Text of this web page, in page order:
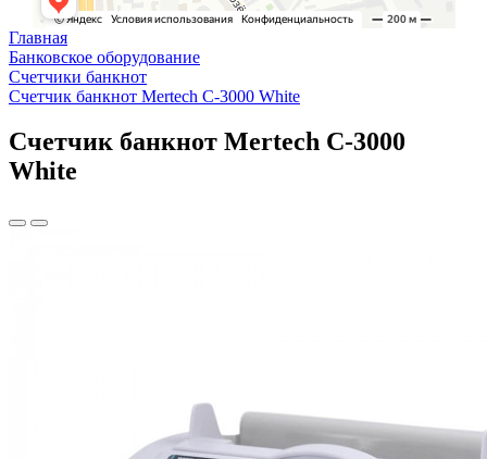
Главная
Банковское оборудование
Счетчики банкнот
Счетчик банкнот Mertech C-3000 White
Счетчик банкнот Mertech C-3000
White